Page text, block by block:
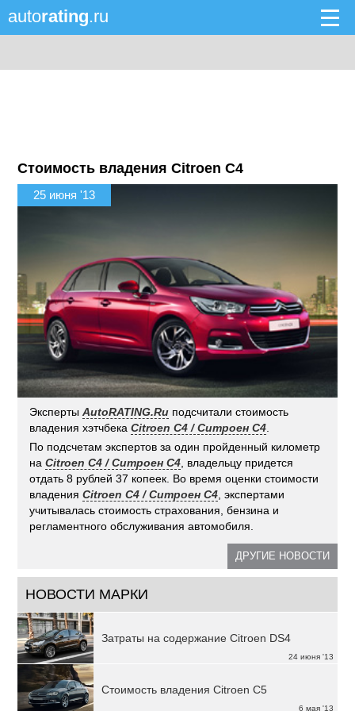
autorating.ru
Стоимость владения Citroen C4
25 июня '13
ЭкспертыAutoRATING.Ru подсчитали стоимость
владения хэтчбекаCitroen C4 / Ситроен С4
По подсчетам экспертов за один пройденный километр
наCitroen C4 / Ситроен С4 , владельцу придется
отдать 8 рублей 37 копеек. Во время оценки стоимости
владенияCitroen C4 / Ситроен С4 , экспертами
учитывалась стоимость страхования, бензина и
регламентного обслуживания автомобиля.
ДРУГИЕ НОВОСТИ
НОВОСТИ МАРКИ
24 июня '13
Затраты на содержание Citroen DS4
6 мая '13
Стоимость владения Citroen C5